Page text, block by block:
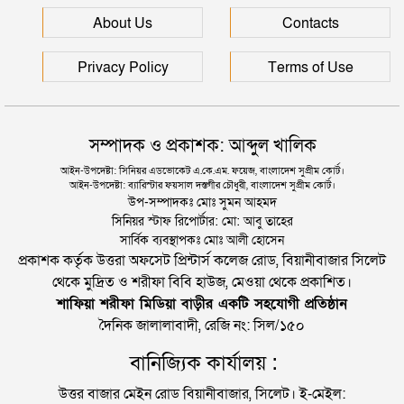
সিলেটে আরও দুইজনের মৃত্যু, হাসপাতালে ৩ শতাধিক
About Us Contacts
Privacy Policy Terms of Use
সম্পাদক ও প্রকাশক: আব্দুল খালিক
আইন-উপদেষ্টা: সিনিয়র এডভোকেট এ.কে.এম. ফয়েজ, বাংলাদেশ সুপ্রীম কোর্ট।
আইন-উপদেষ্টা: ব্যারিস্টার ফয়সাল দস্তগীর চৌধুরী, বাংলাদেশ সুপ্রীম কোর্ট।
উপ-সম্পাদকঃ মোঃ সুমন আহমদ
সিনিয়র স্টাফ রিপোর্টার: মো: আবু তাহের
সার্বিক ব্যবস্থাপকঃ মোঃ আলী হোসেন
প্রকাশক কর্তৃক উত্তরা অফসেট প্রিন্টার্স কলেজ রোড, বিয়ানীবাজার সিলেট
থেকে মুদ্রিত ও শরীফা বিবি হাউজ, মেওয়া থেকে প্রকাশিত।
শাফিয়া শরীফা মিডিয়া বাড়ীর একটি সহযোগী প্রতিষ্ঠান
দৈনিক জালালাবাদী, রেজি নং: সিল/১৫০
বানিজ্যিক কার্যালয় :
উত্তর বাজার মেইন রোড বিয়ানীবাজার, সিলেট। ই-মেইল: